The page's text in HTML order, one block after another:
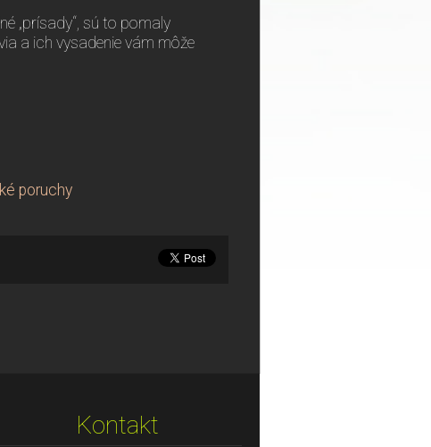
„prísady“, sú to pomaly
a ich vysadenie vám môže
poruchy
Kontakt